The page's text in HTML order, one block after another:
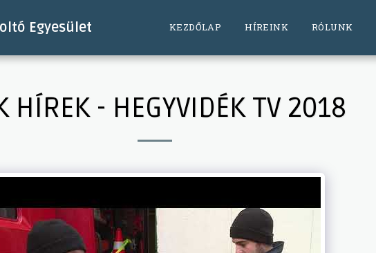
Egyesület KEZDŐLAP HÍREINK RÓLUNK
HÍREK - HEGYVIDÉK TV 2018